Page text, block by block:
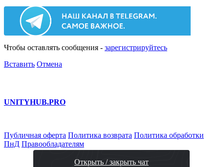
Чтобы оставлять сообщения - зарегистрируйтесь
Вставить Отмена
Открыть / закрыть чат
UNITYHUB.PRO
Публичная оферта Политика возврата Политика обработки
ПнД Правообладателям